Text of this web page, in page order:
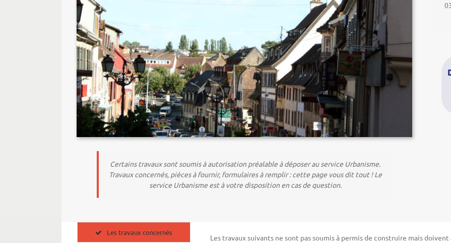
Certains travaux sont soumis à autorisation préalable à déposer au service Urbanisme.
Travaux concernés, pièces à fournir, formulaires à remplir : cette page vous dit tout ! Le
service Urbanisme est à votre disposition en cas de question.
Les travaux concernés
Les travaux suivants ne sont pas soumis à permis de construire mais doivent